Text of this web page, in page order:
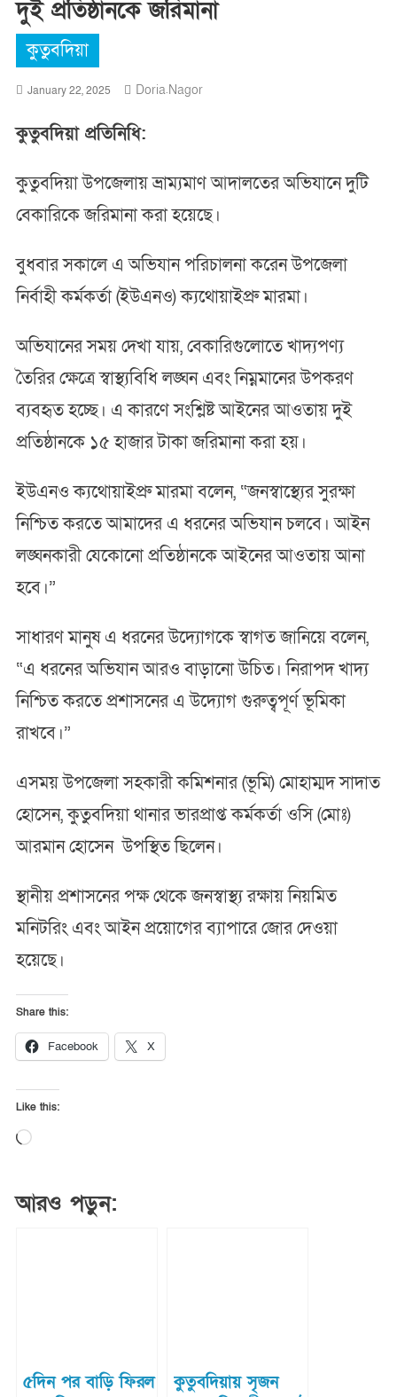
দুই প্রতিষ্ঠানকে জরিমানা
কুতুবদিয়া
January 22, 2025 Doria.nagor
কুতুবদিয়া প্রতিনিধি:
কুতুবদিয়া উপজেলায় ভ্রাম্যমাণ আদালতের অভিযানে দুটি
বেকারিকে জরিমানা করা হয়েছে।
বুধবার সকালে এ অভিযান পরিচালনা করেন উপজেলা
নির্বাহী কর্মকর্তা (ইউএনও) ক্যথোয়াইপ্রু মারমা।
অভিযানের সময় দেখা যায়, বেকারিগুলোতে খাদ্যপণ্য
তৈরির ক্ষেত্রে স্বাস্থ্যবিধি লঙ্ঘন এবং নিম্নমানের উপকরণ
ব্যবহৃত হচ্ছে। এ কারণে সংশ্লিষ্ট আইনের আওতায় দুই
প্রতিষ্ঠানকে ১৫ হাজার টাকা জরিমানা করা হয়।
ইউএনও ক্যথোয়াইপ্রু মারমা বলেন, “জনস্বাস্থ্যের সুরক্ষা
নিশ্চিত করতে আমাদের এ ধরনের অভিযান চলবে। আইন
লঙ্ঘনকারী যেকোনো প্রতিষ্ঠানকে আইনের আওতায় আনা
হবে।”
সাধারণ মানুষ এ ধরনের উদ্যোগকে স্বাগত জানিয়ে বলেন,
“এ ধরনের অভিযান আরও বাড়ানো উচিত। নিরাপদ খাদ্য
নিশ্চিত করতে প্রশাসনের এ উদ্যোগ গুরুত্বপূর্ণ ভূমিকা
রাখবে।”
এসময় উপজেলা সহকারী কমিশনার (ভূমি) মোহাম্মদ সাদাত
হোসেন, কুতুবদিয়া থানার ভারপ্রাপ্ত কর্মকর্তা ওসি (মোঃ)
আরমান হোসেন উপস্থিত ছিলেন।
স্থানীয় প্রশাসনের পক্ষ থেকে জনস্বাস্থ্য রক্ষায় নিয়মিত
মনিটরিং এবং আইন প্রয়োগের ব্যাপারে জোর দেওয়া
হয়েছে।
Share this:
Facebook X
Like this:
Loading…
আরও পড়ুন:
৫দিন পর বাড়ি ফিরল
কুতুবদিয়ায় সৃজন